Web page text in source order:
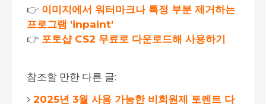
👉 이미지에서 워터마크나 특정 부분 제거하는
프로그램 'inpaint'
👉 포토샵 CS2 무료로 다운로드해 사용하기
참조할 만한 다른 글:
2025년 3월 사용 가능한 비회원제 토렌트 다